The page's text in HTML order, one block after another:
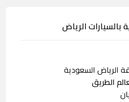
بالسيارات الرياض
الرياض السعودية